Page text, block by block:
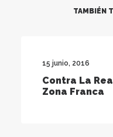
TAMBIÉN
15 junio, 2016
Contra La
Zona Franca